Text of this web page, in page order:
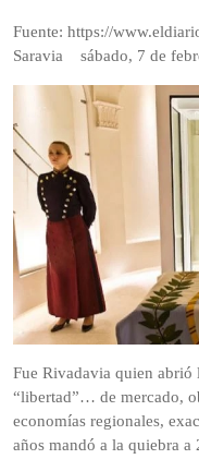
Fuente: https://
Saravia sábado, 7 de
Fue Rivadavia quien abrió
“libertad”… de mercado,
economías regionales,
años mandó a la quiebra